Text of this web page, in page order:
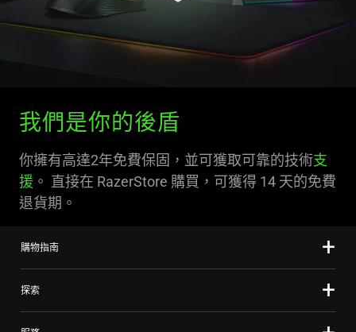
我們是你的後盾
你擁有高達2年免費保固，並可獲取可靠的技術支
援 。 直接在 RazerStore 購買，可獲得 14 天的免費
退貨期。
購物指南
探索